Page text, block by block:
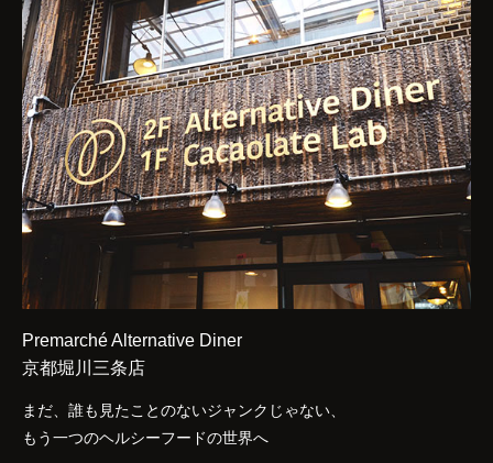
Premarché Alternative Diner
京都堀川三条店
まだ、誰も見たことのないジャンクじゃない、
もう一つのヘルシーフードの世界へ